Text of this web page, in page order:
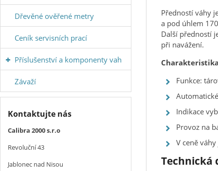
Předností váhy
a pod úhlem
Další předností
při navážení.
Funkce:
Indikace
Provoz na
V ceně
Technická
Dřevěné ověřené metry
Ceník servisních prací
Příslušenství a komponenty vah
Závaží
Kontaktujte nás
Calibra 2000 s.r.o
Revoluční 43
Jablonec nad Nisou